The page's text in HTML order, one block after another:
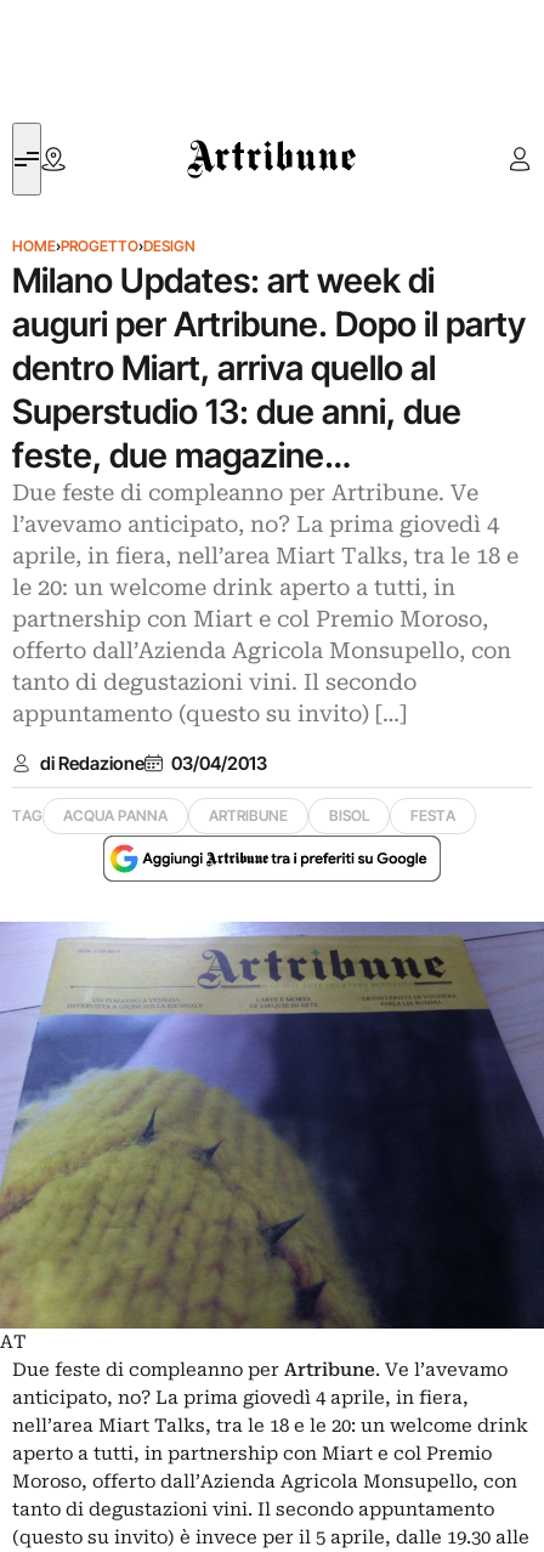
Artribune
HOME›PROGETTO›DESIGN
Milano Updates: art week di
auguri per Artribune. Dopo il party
dentro Miart, arriva quello al
Superstudio 13: due anni, due
feste, due magazine…
Due feste di compleanno per Artribune. Ve
l’avevamo anticipato, no? La prima giovedì 4
aprile, in fiera, nell’area Miart Talks, tra le 18 e
le 20: un welcome drink aperto a tutti, in
partnership con Miart e col Premio Moroso,
offerto dall’Azienda Agricola Monsupello, con
tanto di degustazioni vini. Il secondo
appuntamento (questo su invito) […]
di Redazione 03/04/2013
TAG ACQUA PANNA ARTRIBUNE BISOL FESTA
AT
Due feste di compleanno per Artribune. Ve l’avevamo
anticipato, no? La prima giovedì 4 aprile, in fiera,
nell’area Miart Talks, tra le 18 e le 20: un welcome drink
aperto a tutti, in partnership con Miart e col Premio
Moroso, offerto dall’Azienda Agricola Monsupello, con
tanto di degustazioni vini. Il secondo appuntamento
(questo su invito) è invece per il 5 aprile, dalle 19.30 alle